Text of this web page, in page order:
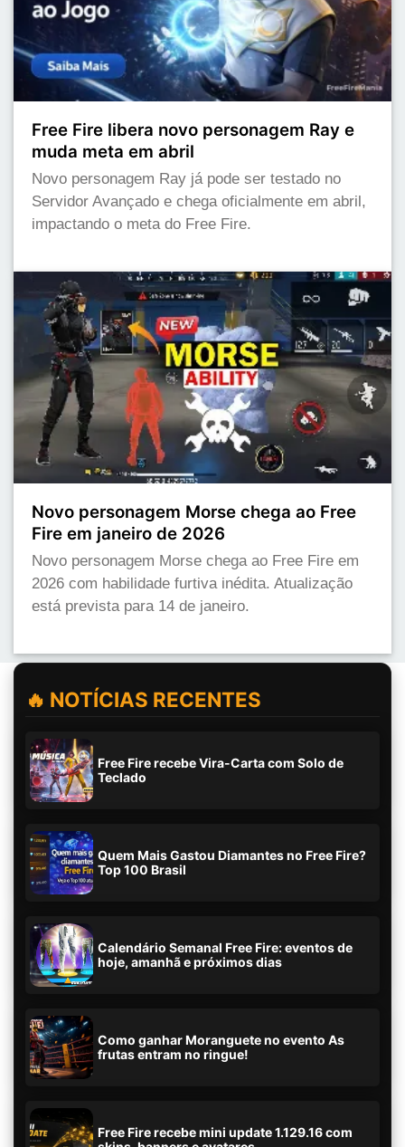
Free Fire libera novo personagem Ray e
muda meta em abril
Novo personagem Ray já pode ser testado no
Servidor Avançado e chega oficialmente em abril,
impactando o meta do Free Fire.
Novo personagem Morse chega ao Free
Fire em janeiro de 2026
Novo personagem Morse chega ao Free Fire em
2026 com habilidade furtiva inédita. Atualização
está prevista para 14 de janeiro.
🔥 NOTÍCIAS RECENTES
Free Fire recebe Vira-Carta com Solo de
Teclado
Quem Mais Gastou Diamantes no Free Fire?
Top 100 Brasil
Calendário Semanal Free Fire: eventos de
hoje, amanhã e próximos dias
Como ganhar Moranguete no evento As
frutas entram no ringue!
Free Fire recebe mini update 1.129.16 com